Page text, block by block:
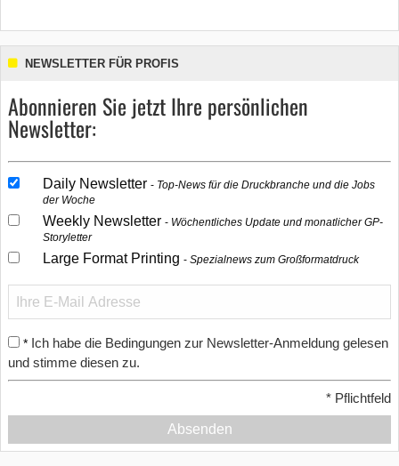
NEWSLETTER FÜR PROFIS
Abonnieren Sie jetzt Ihre persönlichen
Newsletter:
Daily Newsletter
Top-News für die Druckbranche und die Jobs
der Woche
Weekly Newsletter
Wöchentliches Update und monatlicher GP-
Storyletter
Large Format Printing Spezialnews zum Großformatdruck
* Ich habe die Bedingungen zur Newsletter-Anmeldung gelesen
und stimme diesen zu.
* Pflichtfeld
Absenden